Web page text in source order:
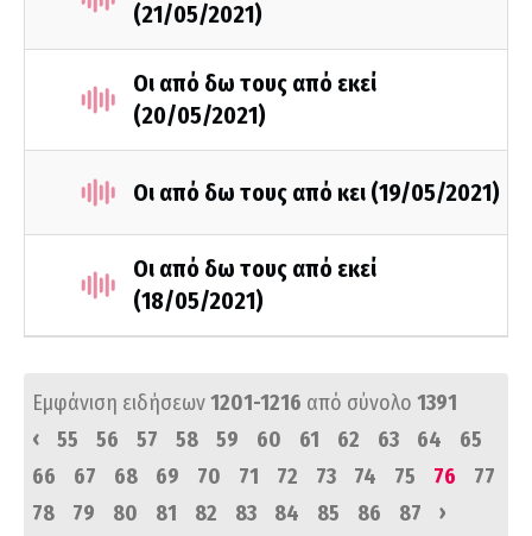
(21/05/2021)
Οι από δω τους από εκεί
(20/05/2021)
Οι από δω τους από κει (19/05/2021)
Οι από δω τους από εκεί
(18/05/2021)
Εμφάνιση ειδήσεων1201-1216 από σύνολο 1391
‹
55 56 57 58 59 60 61 62 63 64
65
66
67 68 69 70 71 72 73 74 75 76
77
78
79 80 81 82 83 84 85 86 87 ›